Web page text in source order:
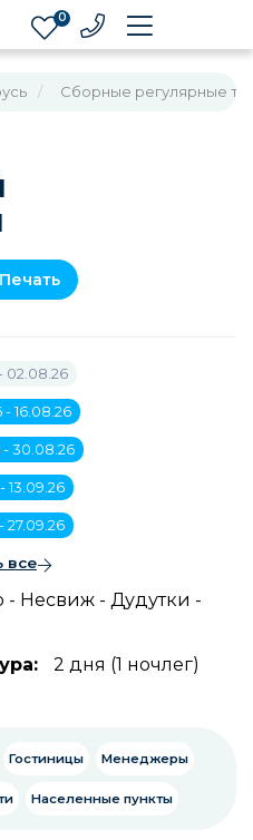
0
Cборные регулярные
Печать
02.08.26
- 16.08.26
- 30.08.26
13.09.26
27.09.26
все
Несвиж - Дудутки -
2 дня (1 ночлег)
Гостиницы Менеджеры
Населенные пункты